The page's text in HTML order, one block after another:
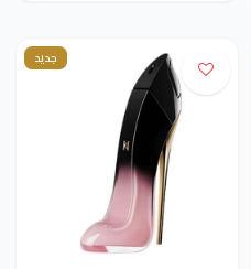
جديد